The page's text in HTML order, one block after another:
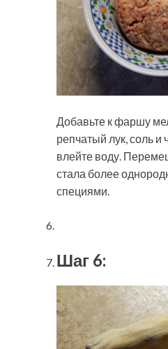
Добавьте к фаршу
репчатый лук, соль
влейте воду.
стала более
специями.
Шаг 6: